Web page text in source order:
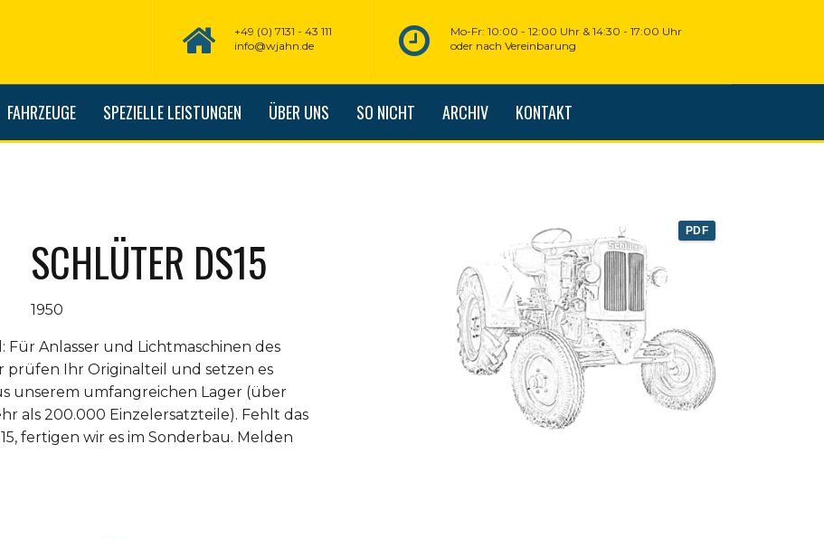
Mo-Fr: 10:00 - 12:00 Uhr & 14:30 - 17:00 Uhr
oder nach Vereinbarung
+49 (0) 7131 - 43 111
info@wjahn.de
FAHRZEUGE SPEZIELLE LEISTUNGEN ÜBER UNS SO NICHT ARCHIV KONTAKT
PDF
SCHLÜTER DS15
1950
Anlasser und Lichtmaschinen des
prüfen Ihr Originalteil und setzen es
unserem umfangreichen Lager (über
als 200.000 Einzelersatzteile). Fehlt das
fertigen wir es im Sonderbau. Melden